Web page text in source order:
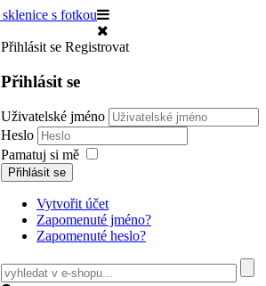
Přihlásit se Registrovat
Přihlásit se
Uživatelské jméno
Heslo
Pamatuj si mě
Přihlásit se
Vytvořit účet
Zapomenuté jméno?
Zapomenuté heslo?